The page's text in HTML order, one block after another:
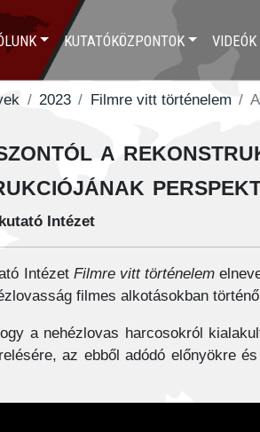
KUTATÓKÖZPONTOK VIDEÓK
2023 Filmre vitt történelem
a
Intézet
Intézet Filmre vitt történelem
filmes alkotásokban
a nehézlovas harcosokról
az ebből adódó előnyökre